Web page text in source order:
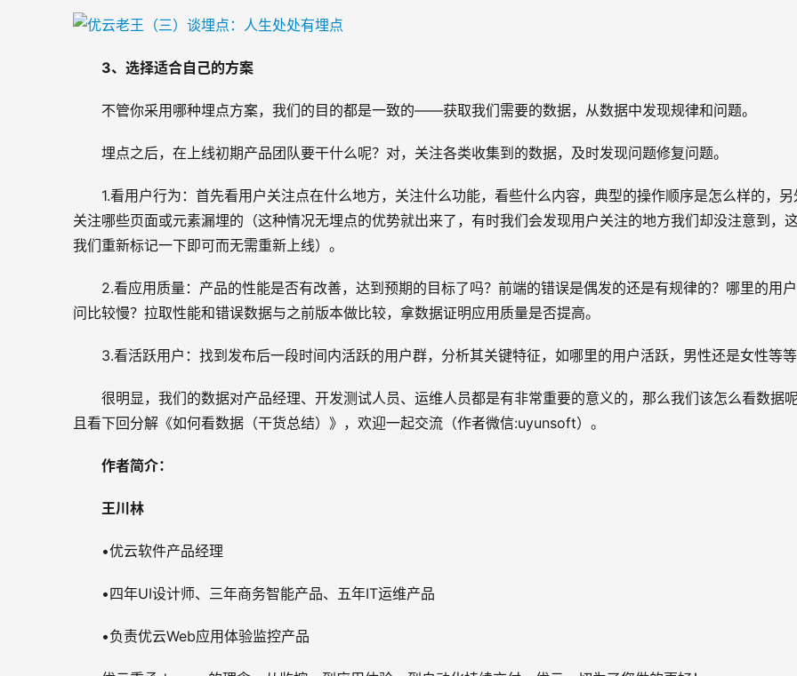
3、选择适合自己的方案
不管你采用哪种埋点方案，我们的目的都是一致的——获取我们需要的数据，从数据中发现规律和问题。
埋点之后，在上线初期产品团队要干什么呢？对，关注各类收集到的数据，及时发现问题修复问题。
1.看用户行为：首先看用户关注点在什么地方，关注什么功能，看些什么内容，典型的操作顺序是怎么样的，另
关注哪些页面或元素漏埋的（这种情况无埋点的优势就出来了，有时我们会发现用户关注的地方我们却没注意到，
我们重新标记一下即可而无需重新上线）。
2.看应用质量：产品的性能是否有改善，达到预期的目标了吗？前端的错误是偶发的还是有规律的？哪里的用
问比较慢？拉取性能和错误数据与之前版本做比较，拿数据证明应用质量是否提高。
3.看活跃用户：找到发布后一段时间内活跃的用户群，分析其关键特征，如哪里的用户活跃，男性还是女性等等
很明显，我们的数据对产品经理、开发测试人员、运维人员都是有非常重要的意义的，那么我们该怎么看数据呢
且看下回分解《如何看数据（干货总结）》，欢迎一起交流（作者微信:uyunsoft）。
作者简介：
王川林
•优云软件产品经理
•四年UI设计师、三年商务智能产品、五年IT运维产品
•负责优云Web应用体验监控产品